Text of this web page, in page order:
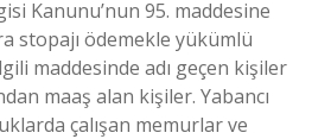
Kanunu’nun 95. maddesine
stopajı ödemekle yükümlü
maddesinde adı geçen kişiler
maaş alan kişiler. Yabancı
çalışan memurlar ve